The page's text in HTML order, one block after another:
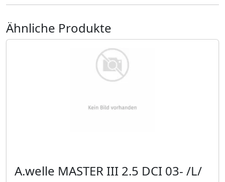
Ähnliche Produkte
A.welle MASTER III 2.5 DCI 03- /L/